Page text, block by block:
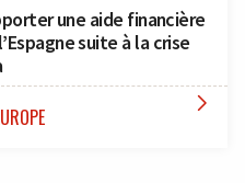
une aide financière
suite à la crise
